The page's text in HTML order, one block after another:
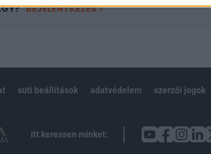
BEJELENTKEZÉS
süti beállítások adatvédelem szerzői jogok
Itt keressen minket: